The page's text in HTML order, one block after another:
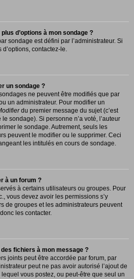
d’options à mon sondage ?
sondage est défini par l’administrateur. Si
contactez-le.
un sondage ?
ne peuvent être modifiés que par
un administrateur. Pour modifier un
du premier message du sujet (c’est
sondage). Si personne n’a voté, l’auteur
le sondage. Autrement, seuls les
peuvent le modifier ou le supprimer. Ceci
les intitulés en cours de sondage.
à un forum ?
à certains utilisateurs ou groupes. Pour
vous devez avoir les permissions s’y
de groupes et les administrateurs peuvent
les contacter.
fichiers à mon message ?
joints peut être accordée par forum, par
peut ne pas avoir autorisé l’ajout de
vous postez, ou peut-être que seul un